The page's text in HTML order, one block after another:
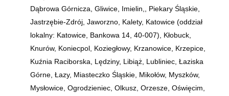
Dąbrowa Górnicza, Gliwice, Imielin,, Piekary Śląskie,
Jastrzębie-Zdrój, Jaworzno, Kalety, Katowice (oddział
lokalny: Katowice, Bankowa 14, 40-007) , Kłobuck,
Knurów, Koniecpol, Koziegłowy, Krzanowice, Krzepice,
Kuźnia Raciborska, Lędziny, Libiąż, Lubliniec, Łaziska
Górne, Łazy, Miasteczko Śląskie, Mikołów, Myszków,
Mysłowice, Ogrodzieniec, Olkusz, Orzesze, Oświęcim,